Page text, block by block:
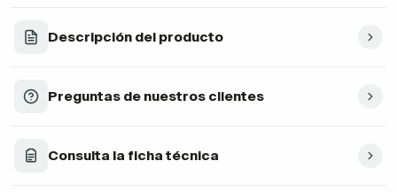
Descripción del producto
Preguntas de nuestros clientes
Consulta la ficha técnica